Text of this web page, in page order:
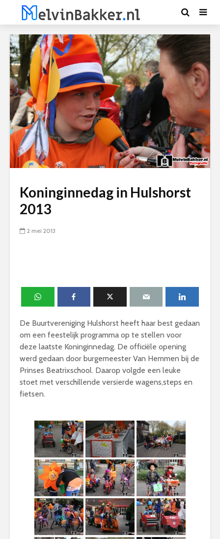
Koninginnedag in Hulshorst
2013
2 mei 2013
De Buurtvereniging Hulshorst heeft haar best gedaan
om een feestelijk programma op te stellen voor
deze laatste Koninginnedag. De officiële opening
werd gedaan door burgemeester Van Hemmen bij de
Prinses Beatrixschool. Daarop volgde een leuke
stoet met verschillende versierde wagens,steps en
fietsen.